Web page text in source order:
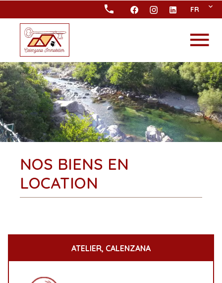
FR
NOS BIENS EN
LOCATION
ATELIER, CALENZANA